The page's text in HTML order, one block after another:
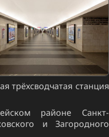
трёхсводчатая станция
районе Санкт-
и Загородного